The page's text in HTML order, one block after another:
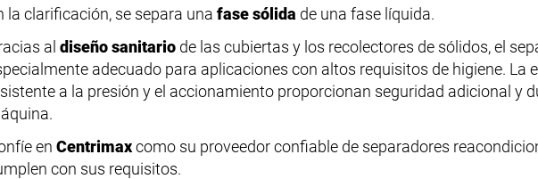
la clarificación, se separa una fase sólida de una fase líquida.
al diseño sanitario de las cubiertas y los recolectores de sólidos, el
adecuado para aplicaciones con altos requisitos de higiene. La
a la presión y el accionamiento proporcionan seguridad adicional y
en Centrimaxcomo su proveedor confiable de separadores
con sus requisitos.